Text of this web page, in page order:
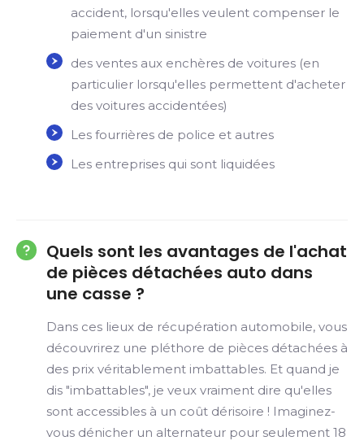
accident, lorsqu'elles veulent compenser le
paiement d'un sinistre
des ventes aux enchères de voitures (en
particulier lorsqu'elles permettent d'acheter
des voitures accidentées)
Les fourrières de police et autres
Les entreprises qui sont liquidées
Quels sont les avantages de l'achat
de pièces détachées auto dans
une casse ?
Dans ces lieux de récupération automobile, vous
découvrirez une pléthore de pièces détachées à
des prix véritablement imbattables. Et quand je
dis "imbattables", je veux vraiment dire qu'elles
sont accessibles à un coût dérisoire ! Imaginez-
vous dénicher un alternateur pour seulement 18